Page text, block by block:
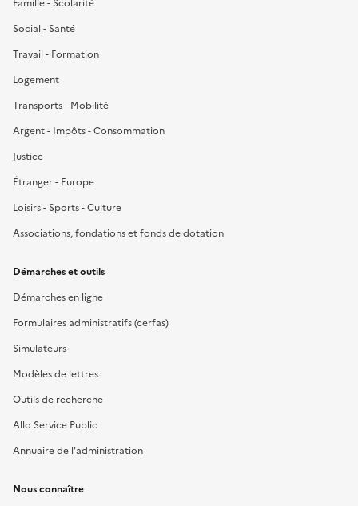
Famille - Scolarité
Social - Santé
Travail - Formation
Logement
Transports - Mobilité
Argent - Impôts - Consommation
Justice
Étranger - Europe
Loisirs - Sports - Culture
Associations, fondations et fonds de dotation
Démarches et outils
Démarches en ligne
Formulaires administratifs (cerfas)
Simulateurs
Modèles de lettres
Outils de recherche
Allo Service Public
Annuaire de l'administration
Nous connaître